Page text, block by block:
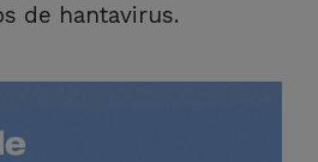
de hantavirus.